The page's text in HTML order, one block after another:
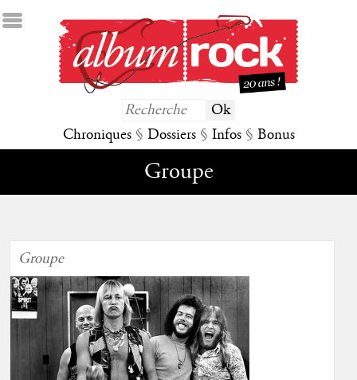
Chroniques § Dossiers § Infos § Bonus
Groupe
Groupe